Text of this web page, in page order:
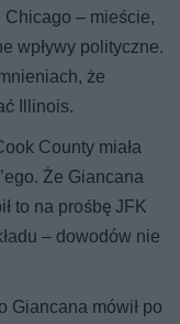
Chicago – mieście,
wpływy polityczne.
że
Illinois.
County miała
Że Giancana
to na prośbę JFK
– dowodów nie
Giancana mówił po